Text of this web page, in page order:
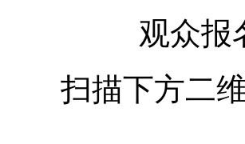
观众报
扫描下方二